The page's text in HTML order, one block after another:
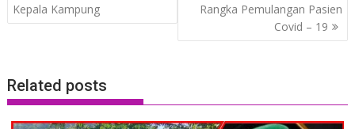
Kepala Kampung
Rangka Pemulangan Pasien
Covid – 19
Related posts